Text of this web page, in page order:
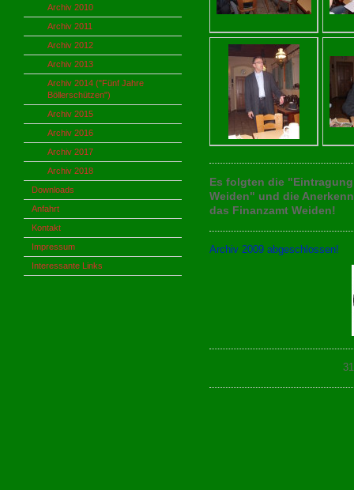
Archiv 2010
Archiv 2011
Archiv 2012
Archiv 2013
Archiv 2014 ("Fünf Jahre
Böllerschützen")
Archiv 2015
Archiv 2016
Archiv 2017
Archiv 2018
Downloads
Anfahrt
Kontakt
Impressum
Interessante Links
Es folgten die
Weiden" und die
das Finanzamt Weiden!
Archiv 2009 abgeschlossen!